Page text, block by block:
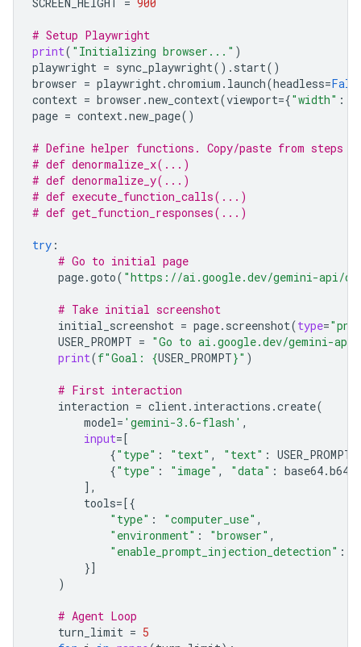
# Setup Playwright
print( "Initializing browser..." )
playwright = sync_playwright() . start()
browser = playwright.chromium . launch(headless=
context = browser .new_context(viewport={"width" :
page = context.new_page()
# Define helper functions. Copy/paste from steps 3
# def denormalize_x(...)
# def denormalize_y(...)
# def execute_function_calls(...)
# def get_function_responses(...)
try :
# Go to initial page
page.goto( "https://ai.google.dev/gemini-api/
# Take initial screenshot
initial_screenshot = page. screenshot(type=
USER_PROMPT = "Go to ai.google.dev/gemini-
print(f"Goal: {USER_PROMPT}" )
# First interaction
interaction = client. interactions .create(
model= 'gemini-3.6-flash' ,
input=[
{"type" : "text" , "text" : USER_PROMPT
{"type" : "image" , "data" : base64.
],
tools=[{
"type" : "computer_use" ,
"environment" : "browser" ,
"enable_prompt_injection_detection" :
}]
)
# Agent Loop
turn_limit = 5